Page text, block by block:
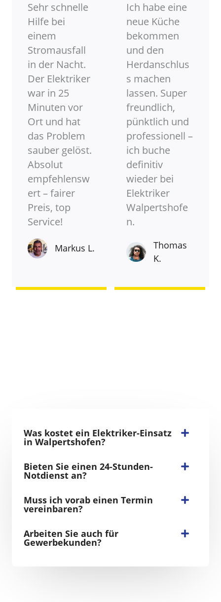
Sehr schnelle
Hilfe bei
einem
Stromausfall
in der Nacht.
Der Elektriker
war in 25
Minuten vor
Ort und hat
das Problem
sauber gelöst.
Absolut
empfehlensw
ert – fairer
Preis, top
Service!
Markus L.
Ich habe eine
neue Küche
bekommen
und den
Herdanschlus
s machen
lassen. Super
freundlich,
pünktlich und
professionell –
ich buche
definitiv
wieder bei
Elektriker
Walpertshofe
n.
Thomas
K.
Was kostet ein Elektriker-Einsatz
in Walpertshofen?
Bieten Sie einen 24-Stunden-
Notdienst an?
Muss ich vorab einen Termin
vereinbaren?
Arbeiten Sie auch für
Gewerbekunden?